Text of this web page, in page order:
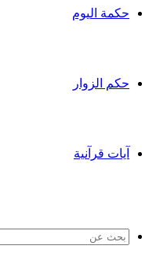
حكمة اليوم
حكم الزوار
آيات قرآنية